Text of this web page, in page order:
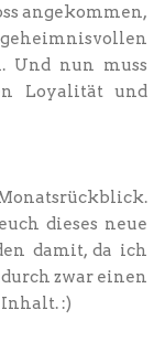
angekommen,
Und nun muss
Loyalität und
dieses neue
damit, da ich
zwar einen
:)